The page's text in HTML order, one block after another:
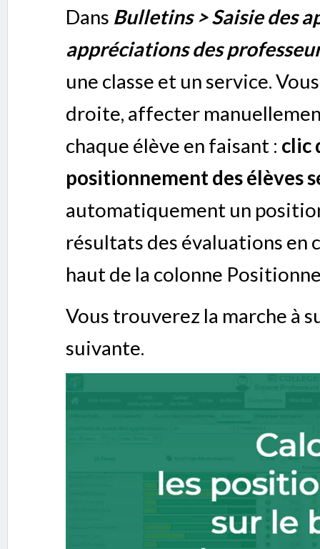
Dans Bulletins > Saisie des
appréciations des
une classe et un service.
droite, affecter
chaque élève en faisant : clic
positionnement des élèves
automatiquement un
résultats des évaluations en
haut de la colonne
Vous trouverez la marche à
suivante.